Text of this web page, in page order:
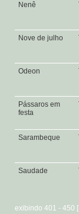
Nenê
Nove de julho
Odeon
Pássaros em
festa
Sarambeque
Saudade
exibindo 401 - 450